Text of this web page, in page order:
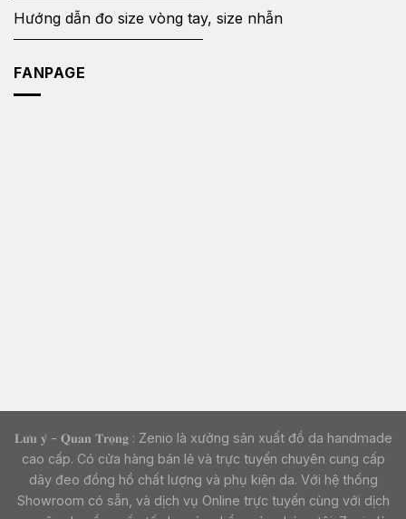
Hướng dẫn đo size vòng tay, size nhẫn
FANPAGE
𝐋𝐮̛𝐮 𝐲́ - 𝐐𝐮𝐚𝐧 𝐓𝐫𝐨̣𝐧𝐠 : Zenio là xưởng sản xuất đồ da handmade
cao cấp. Có cửa hàng bán lẻ và trực tuyến chuyên cung cấp
dây đeo đồng hồ chất lượng và phụ kiện da. Với hệ thống
Showroom có sẵn, và dịch vụ Online trực tuyến cùng với dịch